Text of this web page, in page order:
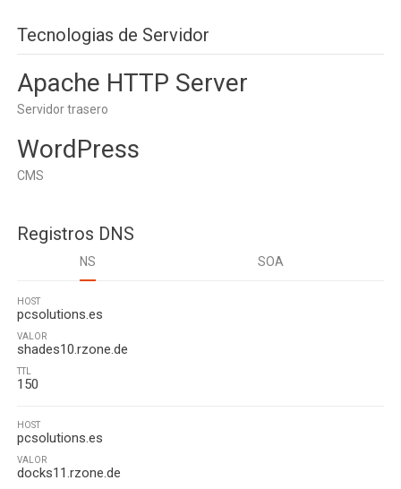
Tecnologias de Servidor
Apache HTTP Server
Servidor trasero
WordPress
CMS
Registros DNS
NS SOA
HOST
pcsolutions.es
VALOR
shades10.rzone.de
TTL
150
HOST
pcsolutions.es
VALOR
docks11.rzone.de